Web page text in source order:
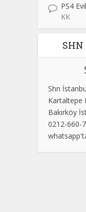
PS4
KK
SHN
Shn
Kartaltepe
Bakırköy
0212-660-